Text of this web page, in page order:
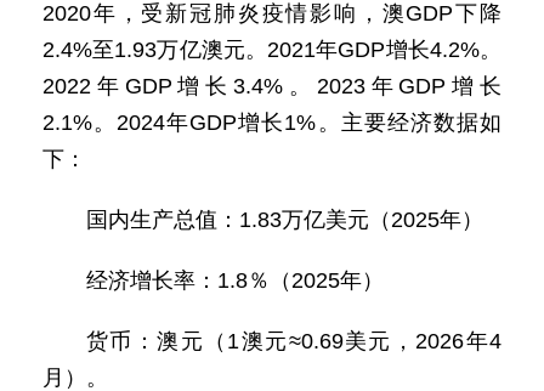
2020年，受新冠肺炎疫情影响，澳GDP下降
2.4%至1.93万亿澳元。2021年GDP增长4.2%。
2022年GDP增长3.4%。2023年GDP增长
2.1%。2024年GDP增长1%。主要经济数据如
下：
国内生产总值：1.83万亿美元（2025年）
经济增长率：1.8％（2025年）
货币：澳元（1澳元≈0.69美元，2026年4
月）。